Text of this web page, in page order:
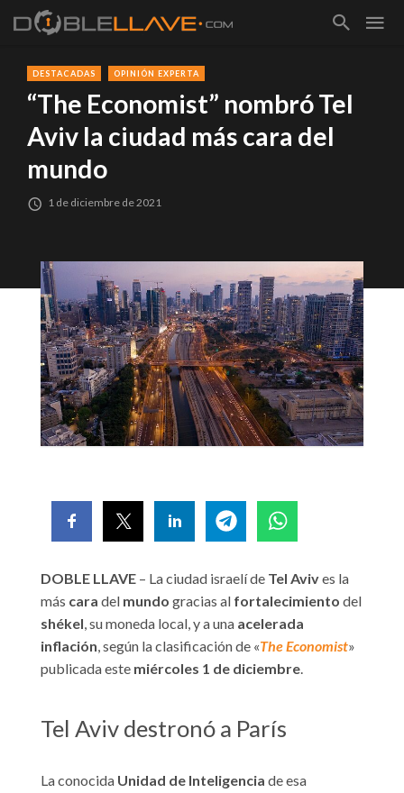
DESTACADAS OPINIÓN EXPERTA
“The Economist” nombró Tel
Aviv la ciudad más cara del
mundo
1 de diciembre de 2021
DOBLE LLAVE – La ciudad israelí de Tel Avives la
más cara del mundo gracias al fortalecimiento del
shékel, su moneda local, y a una acelerada
inflación, según la clasificación de «The Economist»
publicada este miércoles 1 de diciembre.
Tel Aviv destronó a París
La conocida Unidad de Inteligencia de esa